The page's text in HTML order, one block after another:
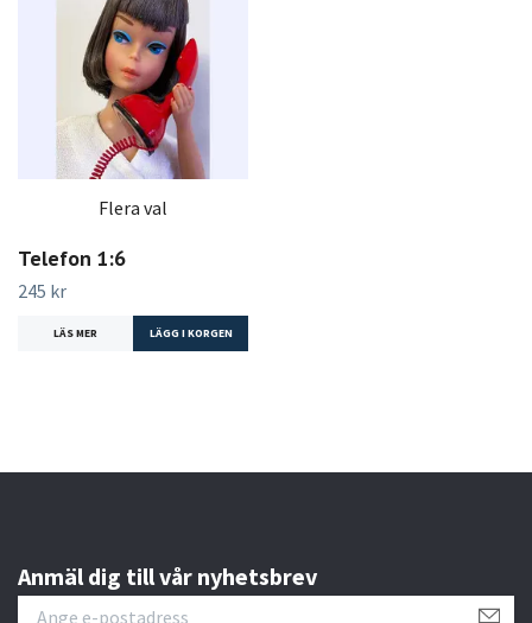
Flera val
Telefon 1:6
245 kr
LÄS MER LÄGG I KORGEN
Anmäl dig till vår nyhetsbrev